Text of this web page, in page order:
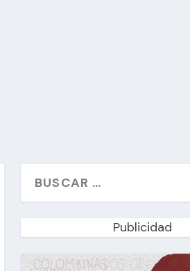
Publicidad